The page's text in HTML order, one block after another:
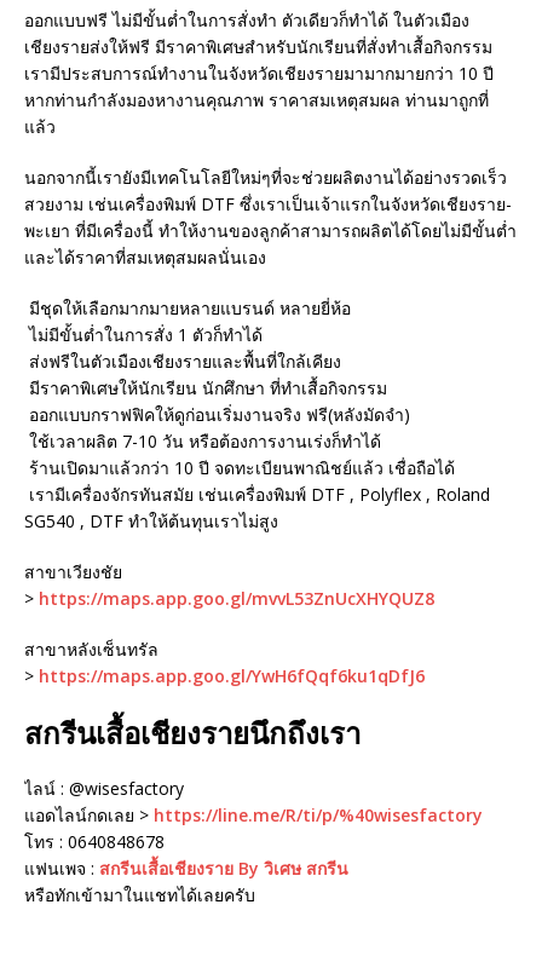
ออกแบบฟรี ไม่มีขั้นต่ำในการสั่งทำ ตัวเดียวก็ทำได้ ในตัวเมือง
เชียงรายส่งให้ฟรี มีราคาพิเศษสำหรับนักเรียนที่สั่งทำเสื้อกิจกรรม
เรามีประสบการณ์ทำงานในจังหวัดเชียงรายมามากมายกว่า 10 ปี
หากท่านกำลังมองหางานคุณภาพ ราคาสมเหตุสมผล ท่านมาถูกที่
แล้ว
นอกจากนี้เรายังมีเทคโนโลยีใหม่ๆที่จะช่วยผลิตงานได้อย่างรวดเร็ว
สวยงาม เช่นเครื่องพิมพ์ DTF ซึ่งเราเป็นเจ้าแรกในจังหวัดเชียงราย-
พะเยา ที่มีเครื่องนี้ ทำให้งานของลูกค้าสามารถผลิตได้โดยไม่มีขั้นต่ำ
และได้ราคาที่สมเหตุสมผลนั่นเอง
มีชุดให้เลือกมากมายหลายแบรนด์ หลายยี่ห้อ
ไม่มีขั้นต่ำในการสั่ง 1 ตัวก็ทำได้
ส่งฟรีในตัวเมืองเชียงรายและพื้นที่ใกล้เคียง
มีราคาพิเศษให้นักเรียน นักศึกษา ที่ทำเสื้อกิจกรรม
ออกแบบกราฟฟิคให้ดูก่อนเริ่มงานจริง ฟรี(หลังมัดจำ)
ใช้เวลาผลิต 7-10 วัน หรือต้องการงานเร่งก็ทำได้
ร้านเปิดมาแล้วกว่า 10 ปี จดทะเบียนพาณิชย์แล้ว เชื่อถือได้
เรามีเครื่องจักรทันสมัย เช่นเครื่องพิมพ์ DTF , Polyflex , Roland
SG540 , DTF ทำให้ต้นทุนเราไม่สูง
สาขาเวียงชัย
> https://maps.app.goo.gl/mvvL53ZnUcXHYQUZ8
สาขาหลังเซ็นทรัล
> https://maps.app.goo.gl/YwH6fQqf6ku1qDfJ6
สกรีนเสื้อเชียงรายนึกถึงเรา
ไลน์ : @wisesfactory
แอดไลน์กดเลย > https://line.me/R/ti/p/%40wisesfactory
โทร : 0640848678
แฟนเพจ : สกรีนเสื้อเชียงราย By วิเศษ สกรีน
หรือทักเข้ามาในแชทได้เลยครับ